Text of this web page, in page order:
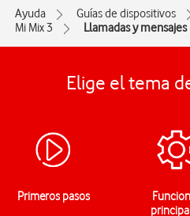
Ayuda Guías de dispositivos
Mi Mix 3
Llamadas y mensajes
Elige el tema
Primeros pasos